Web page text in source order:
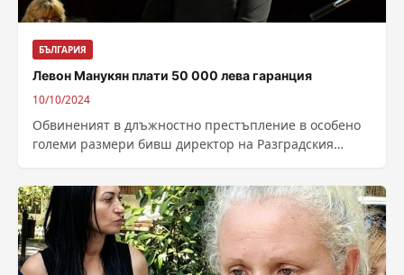
БЪЛГАРИЯ
Левон Манукян плати 50 000 лева гаранция
10/10/2024
Обвиненият в длъжностно престъпление в особено
големи размери бивш директор на Разградския
си...